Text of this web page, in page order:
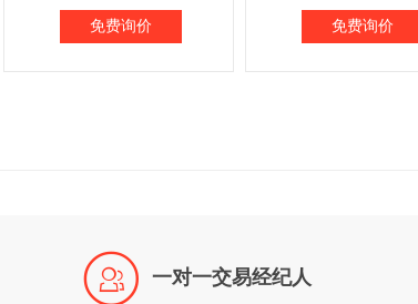
免费询价 免费询价
 一对一交易经纪人